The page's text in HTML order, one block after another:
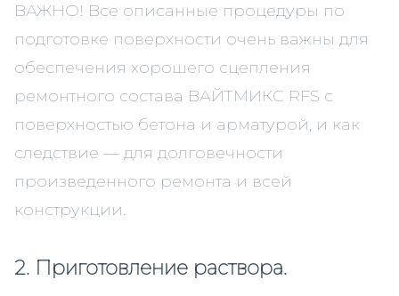
ВАЖНО! Все описанные процедуры по
подготовке поверхности очень важны для
обеспечения хорошего сцепления
ремонтного состава ВАЙТМИКС RFS c
поверхностью бетона и арматурой, и как
следствие — для долговечности
произведенного ремонта и всей
конструкции.
2. Приготовление раствора.